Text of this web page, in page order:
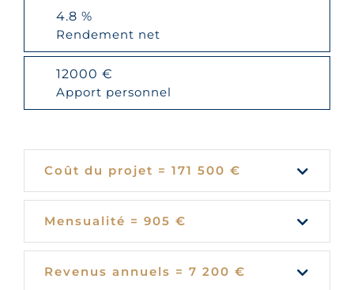
4.8 %
Rendement net
12000 €
Apport personnel
Coût du projet = 171 500 €
Mensualité = 905 €
Revenus annuels = 7 200 €